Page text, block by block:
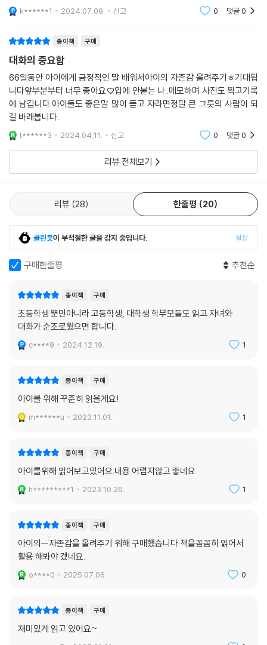
k******1 2024.07.09. 신고 0 댓글0
종이책 구매
대화의 중요함
66일동안 아이에게 금정적인 말 배워서아이의 자존감 올려주기ㅎ기대됩
니다앞부분부터 너무 좋아요♡입에 안붙는 나..메모하며 사진도 찍고기록
에 남깁니다.아이들도 좋은말 많이 듣고 자라면정말 큰 그릇의 사람이 되
길 바래봅니다.
t******3 2024.04.11. 신고 0 댓글0
리뷰 전체보기
리뷰 28 한줄평 20
클린봇이 부적절한 글을 감지 중입니다. 설정
구매한줄평 추천순
종이책 구매
초등학생 뿐만아니라 고등학생, 대학생 학부모들도 읽고 자녀와
대화가 순조로웠으면 합니다.
c****9 2024.12.19. 1
종이책 구매
아이를 위해 꾸준히 읽을게요!
m******u 2023.11.01. 1
종이책 구매
아이를위해 읽어보고있어요.내용 어렵지않고 좋네요
h*********1 2023.10.26. 1
종이책 구매
아이의ㅡ자존감을 올려주기 워해 구매했습니다 책을꼼꼼히 읽어서
활용 해봐야 겠네요.
o****0 2025.07.06. 0
종이책 구매
재미있게 읽고 있어요~